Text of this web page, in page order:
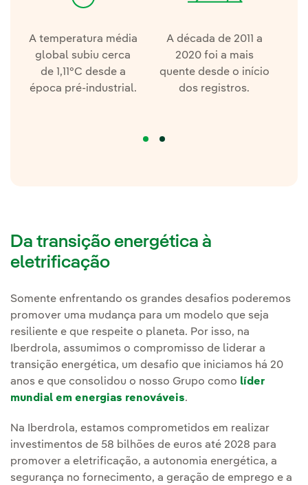
A temperatura média
global subiu cerca
de 1,11°C desde a
época pré-industrial.
A década de 2011 a
2020 foi a mais
quente desde o início
dos registros.
Da transição energética à
eletrificação
Somente enfrentando os grandes desafios poderemos
promover uma mudança para um modelo que seja
resiliente e que respeite o planeta. Por isso, na
Iberdrola, assumimos o compromisso de liderar a
transição energética, um desafio que iniciamos há 20
anos e que consolidou o nosso Grupo como líder
mundial em energias renováveis.
Na Iberdrola, estamos comprometidos em realizar
investimentos de 58 bilhões de euros até 2028 para
promover a eletrificação, a autonomia energética, a
segurança no fornecimento, a geração de emprego e a